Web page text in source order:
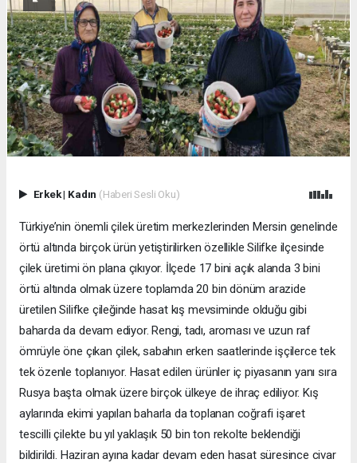
Erkek| Kadın (Haberi Sesli Oku)
Türkiye’nin önemli çilek üretim merkezlerinden Mersin genelinde
örtü altında birçok ürün yetiştirilirken özellikle Silifke ilçesinde
çilek üretimi ön plana çıkıyor. İlçede 17 bini açık alanda 3 bini
örtü altında olmak üzere toplamda 20 bin dönüm arazide
üretilen Silifke çileğinde hasat kış mevsiminde olduğu gibi
baharda da devam ediyor. Rengi, tadı, aroması ve uzun raf
ömrüyle öne çıkan çilek, sabahın erken saatlerinde işçilerce tek
tek özenle toplanıyor. Hasat edilen ürünler iç piyasanın yanı sıra
Rusya başta olmak üzere birçok ülkeye de ihraç ediliyor. Kış
aylarında ekimi yapılan baharla da toplanan coğrafi işaret
tescilli çilekte bu yıl yaklaşık 50 bin ton rekolte beklendiği
bildirildi. Haziran ayına kadar devam eden hasat süresince civar